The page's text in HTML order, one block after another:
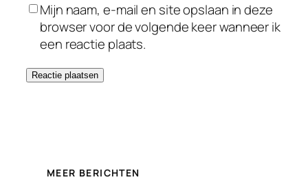
Mijn naam, e-mail en site opslaan in deze
browser voor de volgende keer wanneer ik
een reactie plaats.
MEER BERICHTEN